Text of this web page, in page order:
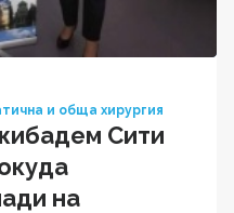
и обща хирургия
Сити
на